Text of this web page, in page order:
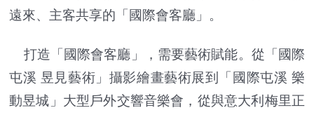
遠來、主客共享的「國際會客廳」。
打造「國際會客廳」，需要藝術賦能。從「國際
屯溪 昱見藝術」攝影繪畫藝術展到「國際屯溪 樂
動昱城」大型戶外交響音樂會，從與意大利梅里正